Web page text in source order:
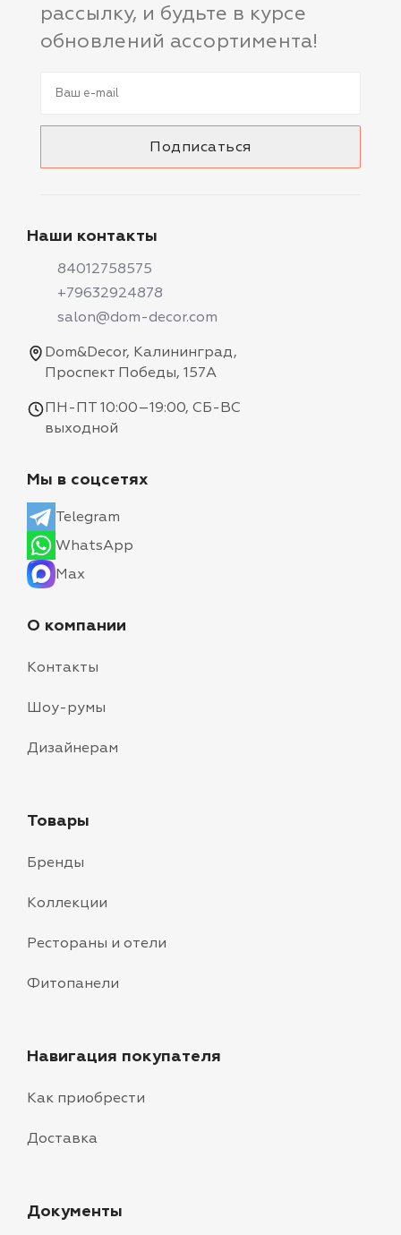
рассылку, и будьте в курсе
обновлений ассортимента!
Наши контакты
84012758575
+79632924878
salon@dom-decor.com
Dom&Decor, Калининград,
Проспект Победы, 157А
ПН-ПТ 10:00–19:00, СБ-ВС
выходной
Мы в соцсетях
Telegram
WhatsApp
Max
О компании
Контакты
Шоу-румы
Дизайнерам
Товары
Бренды
Коллекции
Рестораны и отели
Фитопанели
Навигация покупателя
Как приобрести
Доставка
Документы